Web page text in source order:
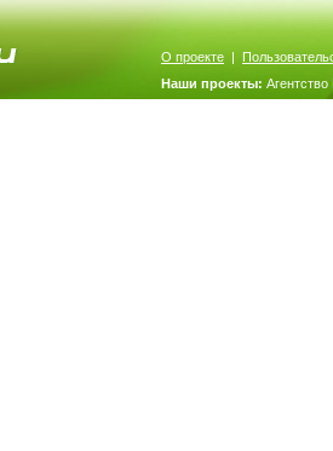
О проекте |
Наши проекты: